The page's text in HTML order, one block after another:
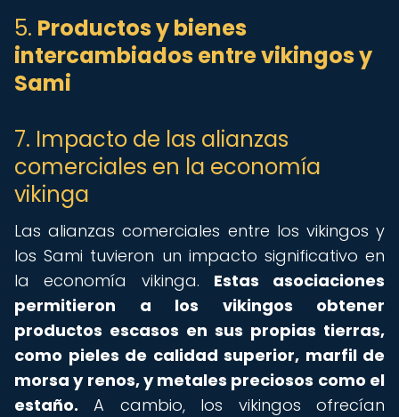
5. Productos y bienes
intercambiados entre vikingos y
Sami
7. Impacto de las alianzas
comerciales en la economía
vikinga
Las alianzas comerciales entre los vikingos y
los Sami tuvieron un impacto significativo en
la economía vikinga. Estas asociaciones
permitieron a los vikingos obtener
productos escasos en sus propias tierras,
como pieles de calidad superior, marfil de
morsa y renos, y metales preciosos como el
estaño. A cambio, los vikingos ofrecían